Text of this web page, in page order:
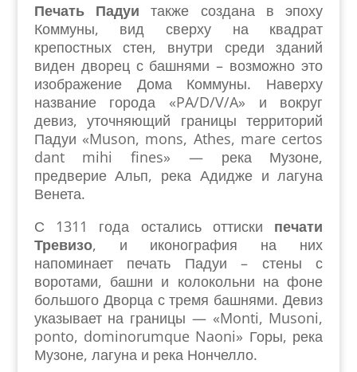
Печать Падуи также создана в эпоху
Коммуны, вид сверху на квадрат
крепостных стен, внутри среди зданий
виден дворец с башнями – возможно это
изображение Дома Коммуны. Наверху
название города «PA/D/V/A» и вокруг
девиз, уточняющий границы территорий
Падуи «Muson, mons, Athes, mare certos
dant mihi fines» — река Музоне,
предверие Альп, река Адидже и лагуна
Венета.
С 1311 года остались оттиски печати
Тревизо, и иконография на них
напоминает печать Падуи – стены с
воротами, башни и колокольни на фоне
большого Дворца с тремя башнями. Девиз
указывает на границы — «Monti, Musoni,
ponto, dominorumque Naoni» Горы, река
Музоне, лагуна и река Нончелло.